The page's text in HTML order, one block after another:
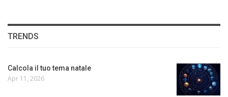
TRENDS
Calcola il tuo tema natale
Apr 11, 2026